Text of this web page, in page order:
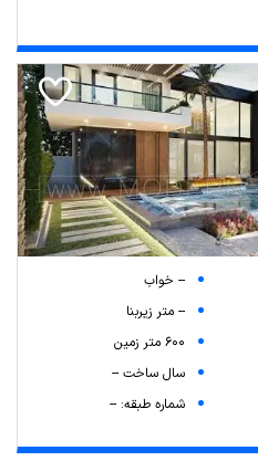
-- خواب
-- متر زیربنا
600 متر زمین
سال ساخت --
شماره طبقه: --